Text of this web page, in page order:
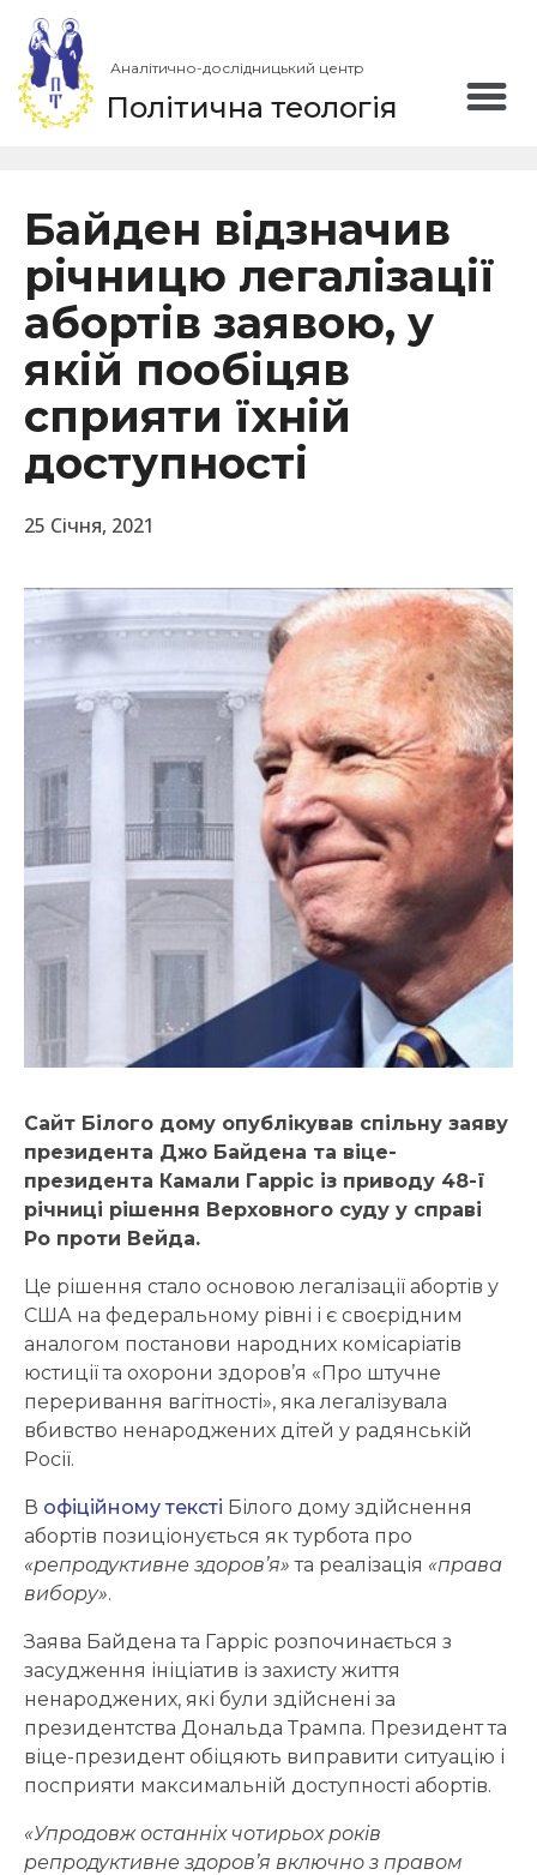
Аналітично-дослідницький центр
Політична теологія
Байден відзначив
річницю легалізації
абортів заявою, у
якій пообіцяв
сприяти їхній
доступності
25 Січня, 2021
Сайт Білого дому опублікував спільну заяву
президента Джо Байдена та віце-
президента Камали Гарріс із приводу 48-ї
річниці рішення Верховного суду у справі
Ро проти Вейда.
Це рішення стало основою легалізації абортів у
США на федеральному рівні і є своєрідним
аналогом постанови народних комісаріатів
юстиції та охорони здоров’я «Про штучне
переривання вагітності», яка легалізувала
вбивство ненароджених дітей у радянській
Росії.
В офіційному тексті Білого дому здійснення
абортів позиціонується як турбота про
«репродуктивне здоров’я» та реалізація «права
вибору».
Заява Байдена та Гарріс розпочинається з
засудження ініціатив із захисту життя
ненароджених, які були здійснені за
президентства Дональда Трампа. Президент та
віце-президент обіцяють виправити ситуацію і
посприяти максимальній доступності абортів.
«Упродовж останніх чотирьох років
репродуктивне здоров’я включно з правом